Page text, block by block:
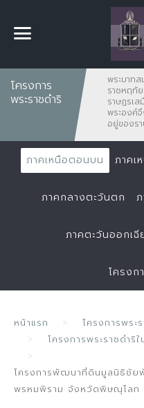
โครงการ
พระราชดำริ
พระบาท
ราชหฤทั
ราษฏรเ
พระองค์
อยู่ของร
ภาคเหนือตอนบน ภาคเ
ภาคกลางตะวันตก
ภาคตะวันออกเ
โครงก
หน้าแรก
โครงการพระ
โครงการพระราชดำ
โครงการพัฒนาที่ดินมูลนิธิชั
พรหมพิราม จังหวัดพิษณุโลก